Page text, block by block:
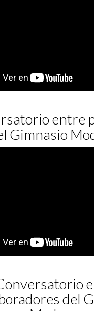
entre
Gimnasio
del